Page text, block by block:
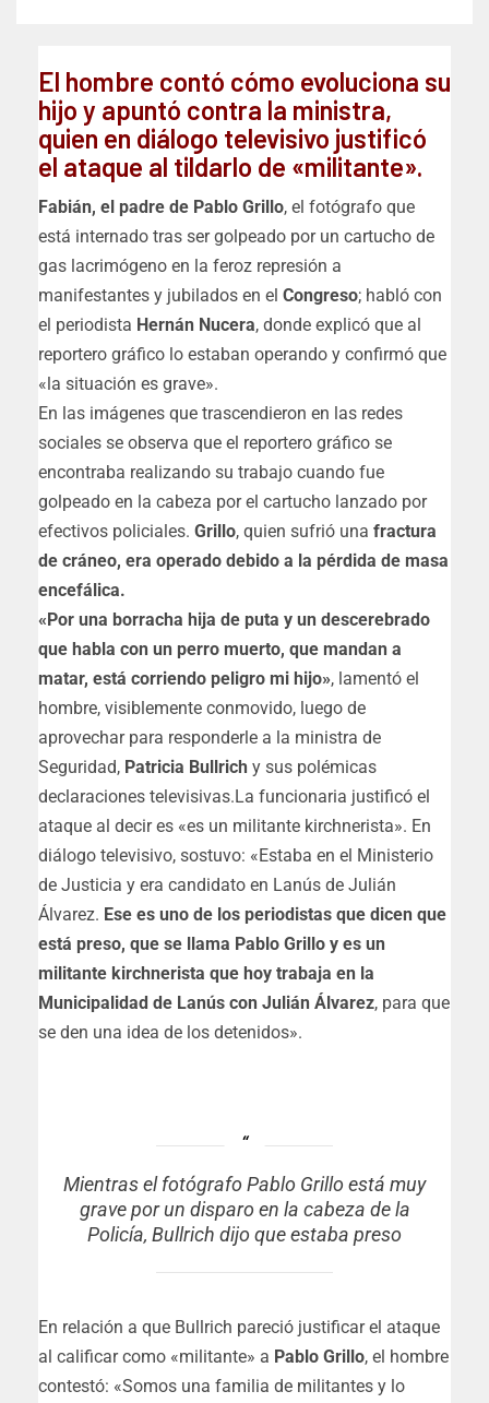
El hombre contó cómo evoluciona su
hijo y apuntó contra la ministra,
quien en diálogo televisivo justificó
el ataque al tildarlo de «militante».
Fabián, el padre de Pablo Grillo, el fotógrafo que
está internado tras ser golpeado por un cartucho de
gas lacrimógeno en la feroz represión a
manifestantes y jubilados en el Congreso; habló con
el periodista Hernán Nucera, donde explicó que al
reportero gráfico lo estaban operando y confirmó que
«la situación es grave».
En las imágenes que trascendieron en las redes
sociales se observa que el reportero gráfico se
encontraba realizando su trabajo cuando fue
golpeado en la cabeza por el cartucho lanzado por
efectivos policiales. Grillo, quien sufrió una fractura
de cráneo, era operado debido a la pérdida de masa
encefálica.
«Por una borracha hija de puta y un descerebrado
que habla con un perro muerto, que mandan a
matar, está corriendo peligro mi hijo», lamentó el
hombre, visiblemente conmovido, luego de
aprovechar para responderle a la ministra de
Seguridad, Patricia Bullrich y sus polémicas
declaraciones televisivas.La funcionaria justificó el
ataque al decir es «es un militante kirchnerista». En
diálogo televisivo, sostuvo: «Estaba en el Ministerio
de Justicia y era candidato en Lanús de Julián
Álvarez. Ese es uno de los periodistas que dicen que
está preso, que se llama Pablo Grillo y es un
militante kirchnerista que hoy trabaja en la
Municipalidad de Lanús con Julián Álvarez, para que
se den una idea de los detenidos».
Mientras el fotógrafo Pablo Grillo está muy
grave por un disparo en la cabeza de la
Policía, Bullrich dijo que estaba preso
En relación a que Bullrich pareció justificar el ataque
al calificar como «militante» a Pablo Grillo, el hombre
contestó: «Somos una familia de militantes y lo